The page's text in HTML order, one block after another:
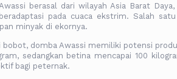
berasal dari wilayah Asia Barat
pada cuaca ekstrim. Salah
minyak di ekornya.
bobot, domba Awassi memiliki potensi
sedangkan betina mencapai 100
bagi peternak.